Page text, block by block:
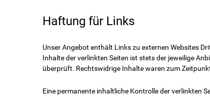
Haftung für Links
Unser Angebot enthält Links zu externen Websites
Inhalte der verlinkten Seiten ist stets der jeweilige
überprüft. Rechtswidrige Inhalte waren zum
Eine permanente inhaltliche Kontrolle der verlinkten